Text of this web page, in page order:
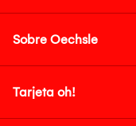
Sobre Oechsle
Tarjeta oh!